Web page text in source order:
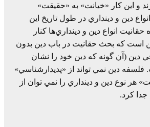
و اين کار «خيانت» به «حقيقت»
دين و دينداري در طول تاريخ اين
انواع دين و دينداري‌ها کنار
است که بحث حقانيت در باب دين بدون
دين (آن گونه که دين خود را نشان
دين نمي تواند از «پديدارشناسي»
هر نوع دين و دينداري را نمي توان از
جدا کرد.